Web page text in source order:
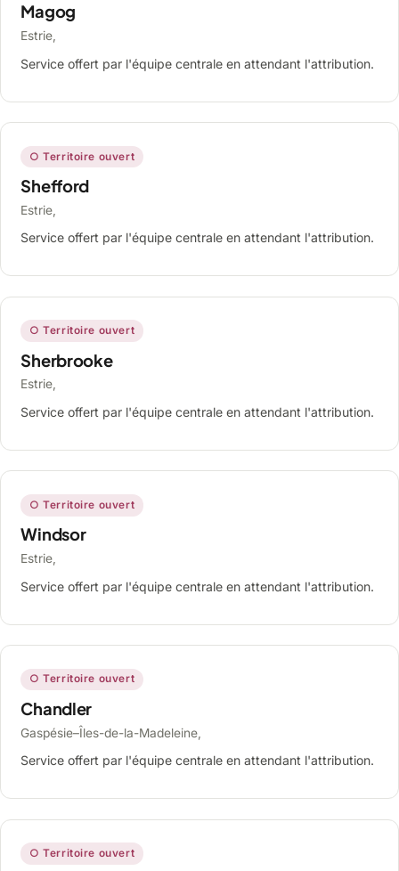
Magog
Estrie,
Service offert par l'équipe centrale en attendant l'attribution.
○ Territoire ouvert
Shefford
Estrie,
Service offert par l'équipe centrale en attendant l'attribution.
○ Territoire ouvert
Sherbrooke
Estrie,
Service offert par l'équipe centrale en attendant l'attribution.
○ Territoire ouvert
Windsor
Estrie,
Service offert par l'équipe centrale en attendant l'attribution.
○ Territoire ouvert
Chandler
Gaspésie–Îles-de-la-Madeleine,
Service offert par l'équipe centrale en attendant l'attribution.
○ Territoire ouvert